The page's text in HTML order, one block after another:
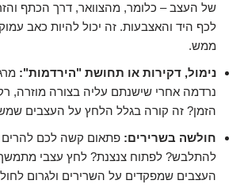
של העצב – כלומר, מהצוואר, דרך הכתף
לכף היד והאצבעות. זה יכול להיות כאב
ממש.
נימול, דקירות או תחושת "הירדמות":
נרדמה אחרי שישנתם עליה בצורה מוזרה,
הזמן? זה קורה בגלל הלחץ על העצבים
חולשה בשרירים: פתאום קשה לכם
להתלבש? לפתוח צנצנת? לחץ עצבי
העצבים שמפקדים על השרירים ולגרום